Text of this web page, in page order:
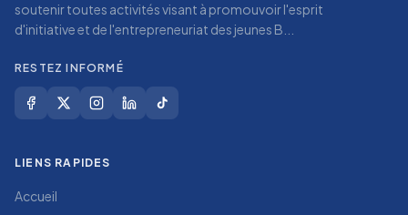
soutenir toutes activités visant à promouvoir l'esprit
d'initiative et de l'entrepreneuriat des jeunes B...
RESTEZ INFORMÉ
LIENS RAPIDES
Accueil